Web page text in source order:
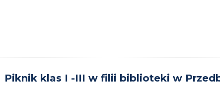
Piknik klas I -III w filii biblioteki w